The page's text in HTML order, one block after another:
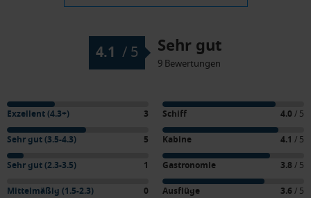
4.1 / 5 Sehr gut
9 Bewertungen
Exzellent (4.3+) 3
Sehr gut (3.5-4.3) 5
Sehr gut (2.3-3.5) 1
Mittelmäßig (1.5-2.3) 0
Schiff 4.0 / 5
Kabine 4.1 / 5
Gastronomie 3.8 / 5
Ausflüge 3.6 / 5